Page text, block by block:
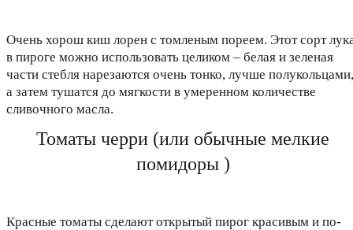
Очень хорош киш лорен с томленым пореем. Этот сорт
в пироге можно использовать целиком – белая и зеленая
части стебля нарезаются очень тонко, лучше полукольцами,
а затем тушатся до мягкости в умеренном количестве
сливочного масла.
Томаты черри (или обычные мелкие
помидоры )
Красные томаты сделают открытый пирог красивым и по-